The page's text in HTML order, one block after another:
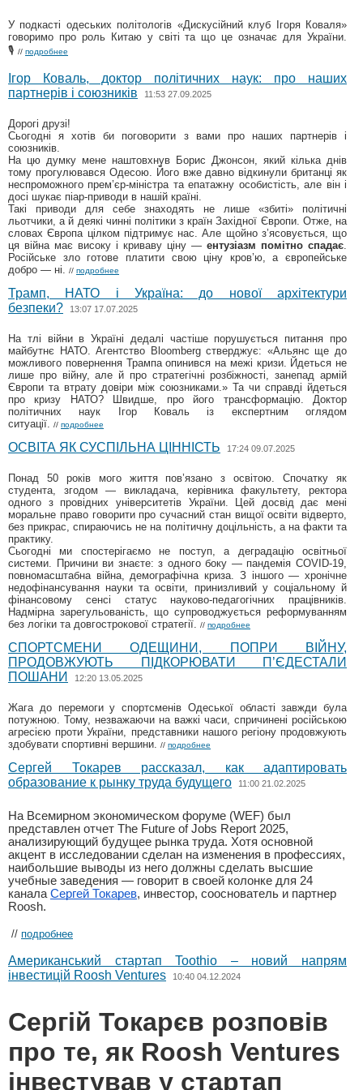
У подкасті одеських полiтологiв «Дискусійний клуб Ігоря Коваля»
говоримо про роль Китаю у світі та що це означає для України.
🎙 // подробнее
Ігор Коваль, доктор політичних наук: про наших
партнерів і союзників
11:53 27.09.2025
Дорогі друзі!
Сьогодні я хотів би поговорити з вами про наших партнерів і
союзників.
На цю думку мене наштовхнув Борис Джонсон, який кілька днів
тому прогулювався Одесою. Його вже давно відкинули британці як
неспроможного прем’єр-міністра та епатажну особистість, але він і
досі шукає піар-приводи в нашій країні.
Такі приводи для себе знаходять не лише «збиті» політичні
льотчики, а й деякі чинні політики з країн Західної Європи. Отже, на
словах Європа цілком підтримує нас. Але щойно з’ясовується, що
ця війна має високу і криваву ціну — ентузіазм помітно спадає.
Російське зло готове платити свою ціну кров’ю, а європейське
добро — ні. // подробнее
Трамп, НАТО і Україна: до нової архітектури
безпеки?
13:07 17.07.2025
На тлі війни в Україні дедалі частіше порушується питання про
майбутнє НАТО. Агентство Bloomberg стверджує: «Альянс ще до
можливого повернення Трампа опинився на межі кризи. Йдеться не
лише про війну, але й про стратегічні розбіжності, занепад армій
Європи та втрату довіри між союзниками.» Та чи справді йдеться
про кризу НАТО? Швидше, про його трансформацію. Доктор
політичних наук Ігор Коваль із експертним оглядом
ситуації. // подробнее
ОСВІТА ЯК СУСПІЛЬНА ЦІННІСТЬ 17:24 09.07.2025
Понад 50 років мого життя пов’язано з освітою. Спочатку як
студента, згодом — викладача, керівника факультету, ректора
одного з провідних університетів України. Цей досвід дає мені
моральне право говорити про сучасний стан вищої освіти відверто,
без прикрас, спираючись не на політичну доцільність, а на факти та
практику.
Сьогодні ми спостерігаємо не поступ, а деградацію освітньої
системи. Причини ви знаєте: з одного боку — пандемія COVID-19,
повномасштабна війна, демографічна криза. З іншого — хронічне
недофінансування науки та освіти, принизливий у соціальному й
фінансовому сенсі статус науково-педагогічних працівників.
Надмірна зарегульованість, що супроводжується реформуванням
без логіки та довгострокової стратегії. // подробнее
СПОРТСМЕНИ ОДЕЩИНИ, ПОПРИ ВІЙНУ,
ПРОДОВЖУЮТЬ ПІДКОРЮВАТИ П’ЄДЕСТАЛИ
ПОШАНИ
12:20 13.05.2025
Жага до перемоги у спортсменів Одеської області завжди була
потужною. Тому, незважаючи на важкі часи, спричинені російською
агресією проти України, представники нашого регіону продовжують
здобувати спортивні вершини. // подробнее
Сергей Токарев рассказал, как адаптировать
образование к рынку труда будущего
11:00 21.02.2025
На Всемирном экономическом форуме (WEF) был
представлен отчет The Future of Jobs Report 2025,
анализирующий будущее рынка труда. Хотя основной
акцент в исследовании сделан на изменения в профессиях,
наибольшие выводы из него должны сделать высшие
учебные заведения — говорит в своей колонке для 24
каналаСергей Токарев, инвестор, сооснователь и партнер
Roosh.
// подробнее
Американський стартап Toothio – новий напрям
інвестицій Roosh Ventures
10:40 04.12.2024
Сергій Токарєв розповів
про те, як Roosh Ventures
інвестував у стартап